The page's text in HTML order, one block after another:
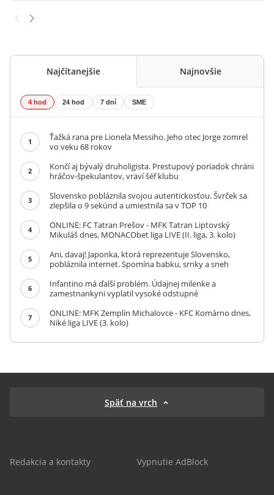
Najčítanejšie Najnovšie
4 hod 24 hod 7 dní SME
1
Ťažká rana pre Lionela Messiho. Jeho otec Jorge zomrel
vo veku 68 rokov
2
Končí aj bývalý druholigista. Prestupový poriadok chráni
hráčov-špekulantov, vraví šéf klubu
3
Slovensko pobláznila svojou autentickosťou. Švrček sa
zlepšila o 9 sekúnd a umiestnila sa v TOP 10
4
ONLINE: FC Tatran Prešov - MFK Tatran Liptovský
Mikuláš dnes, MONACObet liga LIVE (II. liga, 3. kolo)
5
Ani, davaj! Japonka, ktorá reprezentuje Slovensko,
pobláznila internet. Spomína babku, srnky a sneh
6
Infantino má ďalší problém. Údajnej milenke a
zamestnankyni vyplatil vysoké odstupné
7
ONLINE: MFK Zemplín Michalovce - KFC Komárno dnes,
Niké liga LIVE (3. kolo)
Späť na vrch
Redakcia a kontakty Vypnutie AdBlock